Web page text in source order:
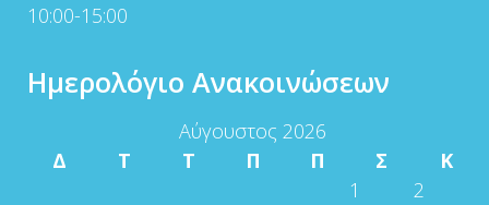
10:00-15:00
Ημερολόγιο Ανακοινώσεων
Αύγουστος 2026
Δ
Τ Τ Π Π Σ
Κ
1
2